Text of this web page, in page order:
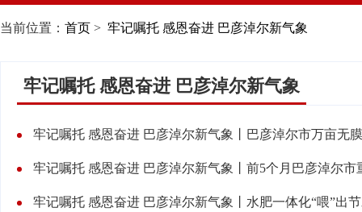
当前位置： 首页 > 牢记嘱托 感恩奋进 巴彦淖尔新气象
牢记嘱托 感恩奋进 巴彦淖尔新气象
牢记嘱托 感恩奋进 巴彦淖尔新气象丨巴彦淖尔市万亩无